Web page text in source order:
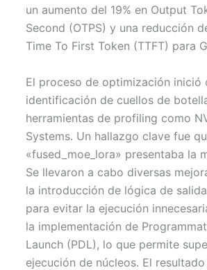
un aumento del 19% en Output
Second (OTPS) y una reducción
Time To First Token (TTFT) para
El proceso de optimización inició
identificación de cuellos de
herramientas de profiling como
Systems. Un hallazgo clave fue
«fused_moe_lora» presentaba la
Se llevaron a cabo diversas
la introducción de lógica de
para evitar la ejecución
la implementación de
Launch (PDL), lo que permite
ejecución de núcleos. El